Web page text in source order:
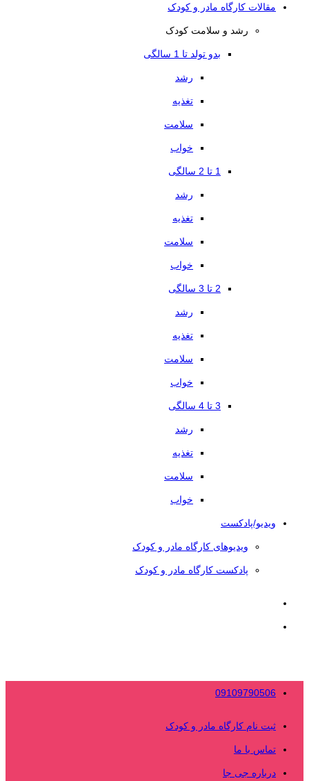
مقالات کارگاه مادر و کودک
رشد و سلامت کودک
بدو تولد تا 1 سالگی
رشد
تغذیه
سلامت
خواب
1 تا 2 سالگی
رشد
تغذیه
سلامت
خواب
2 تا 3 سالگی
رشد
تغذیه
سلامت
خواب
3 تا 4 سالگی
رشد
تغذیه
سلامت
خواب
ویدیو/پادکست
ویدیوهای کارگاه مادر و کودک
پادکست کارگاه مادر و کودک
09109790506
ثبت نام کارگاه مادر و کودک
تماس با ما
درباره جی جا